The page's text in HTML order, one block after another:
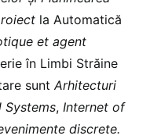
la Automatică
et agent
în Limbi Străine
sunt Arhitecturi
Systems, Internet of
discrete.